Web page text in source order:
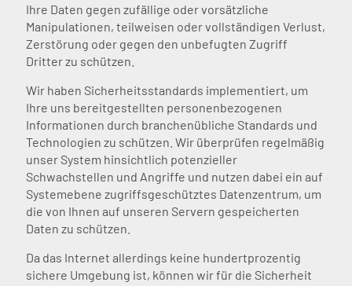
Ihre Daten gegen zufällige oder vorsätzliche
Manipulationen, teilweisen oder vollständigen Verlust,
Zerstörung oder gegen den unbefugten Zugriff
Dritter zu schützen.
Wir haben Sicherheitsstandards implementiert, um
Ihre uns bereitgestellten personenbezogenen
Informationen durch branchenübliche Standards und
Technologien zu schützen. Wir überprüfen regelmäßig
unser System hinsichtlich potenzieller
Schwachstellen und Angriffe und nutzen dabei ein auf
Systemebene zugriffsgeschütztes Datenzentrum, um
die von Ihnen auf unseren Servern gespeicherten
Daten zu schützen.
Da das Internet allerdings keine hundertprozentig
sichere Umgebung ist, können wir für die Sicherheit